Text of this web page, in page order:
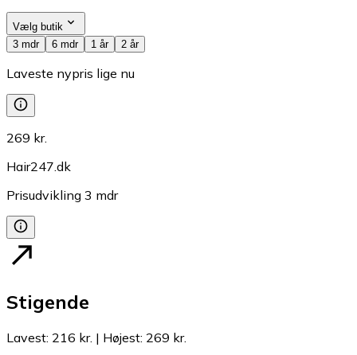
Vælg butik
3 mdr
6 mdr 1 år 2 år
Laveste nypris lige nu
269 kr.
Hair247.dk
Prisudvikling 3 mdr
Stigende
Lavest: 216 kr. | Højest: 269 kr.